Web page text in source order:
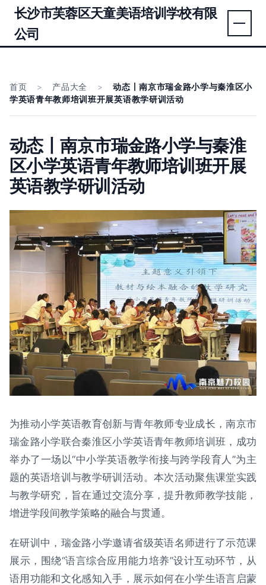
长沙市芙蓉区天童美语培训学校有限
公司
首页 > 产品大全 >
动态丨南京市瑞金路小学与秦淮区小
学英语青年教师培训班开展英语教学研训活动
动态丨南京市瑞金路小学与秦淮
区小学英语青年教师培训班开展
英语教学研训活动
为推动小学英语教育创新与青年教师专业成长，南京市
瑞金路小学联合秦淮区小学英语青年教师培训班，成功
举办了一场以“中小学英语教学衔接与跨学段育人”为主
题的英语培训与教学研训活动。本次活动聚焦课堂实践
与教学研究，旨在通过交流分享，提升教师教学技能，
增进学段间教学策略的融合与贯通。
在研训中，瑞金路小学邀请省级英语名师进行了示范课
展示，围绕“语言综合应用能力培养”设计互动环节，从
语用功能和文化感知入手，展示如何在小学生语言启蒙